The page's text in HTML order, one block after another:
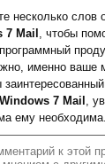
несколько слов
7 Mail , чтобы
именно ваше
7 Mail ,
ему необходима.